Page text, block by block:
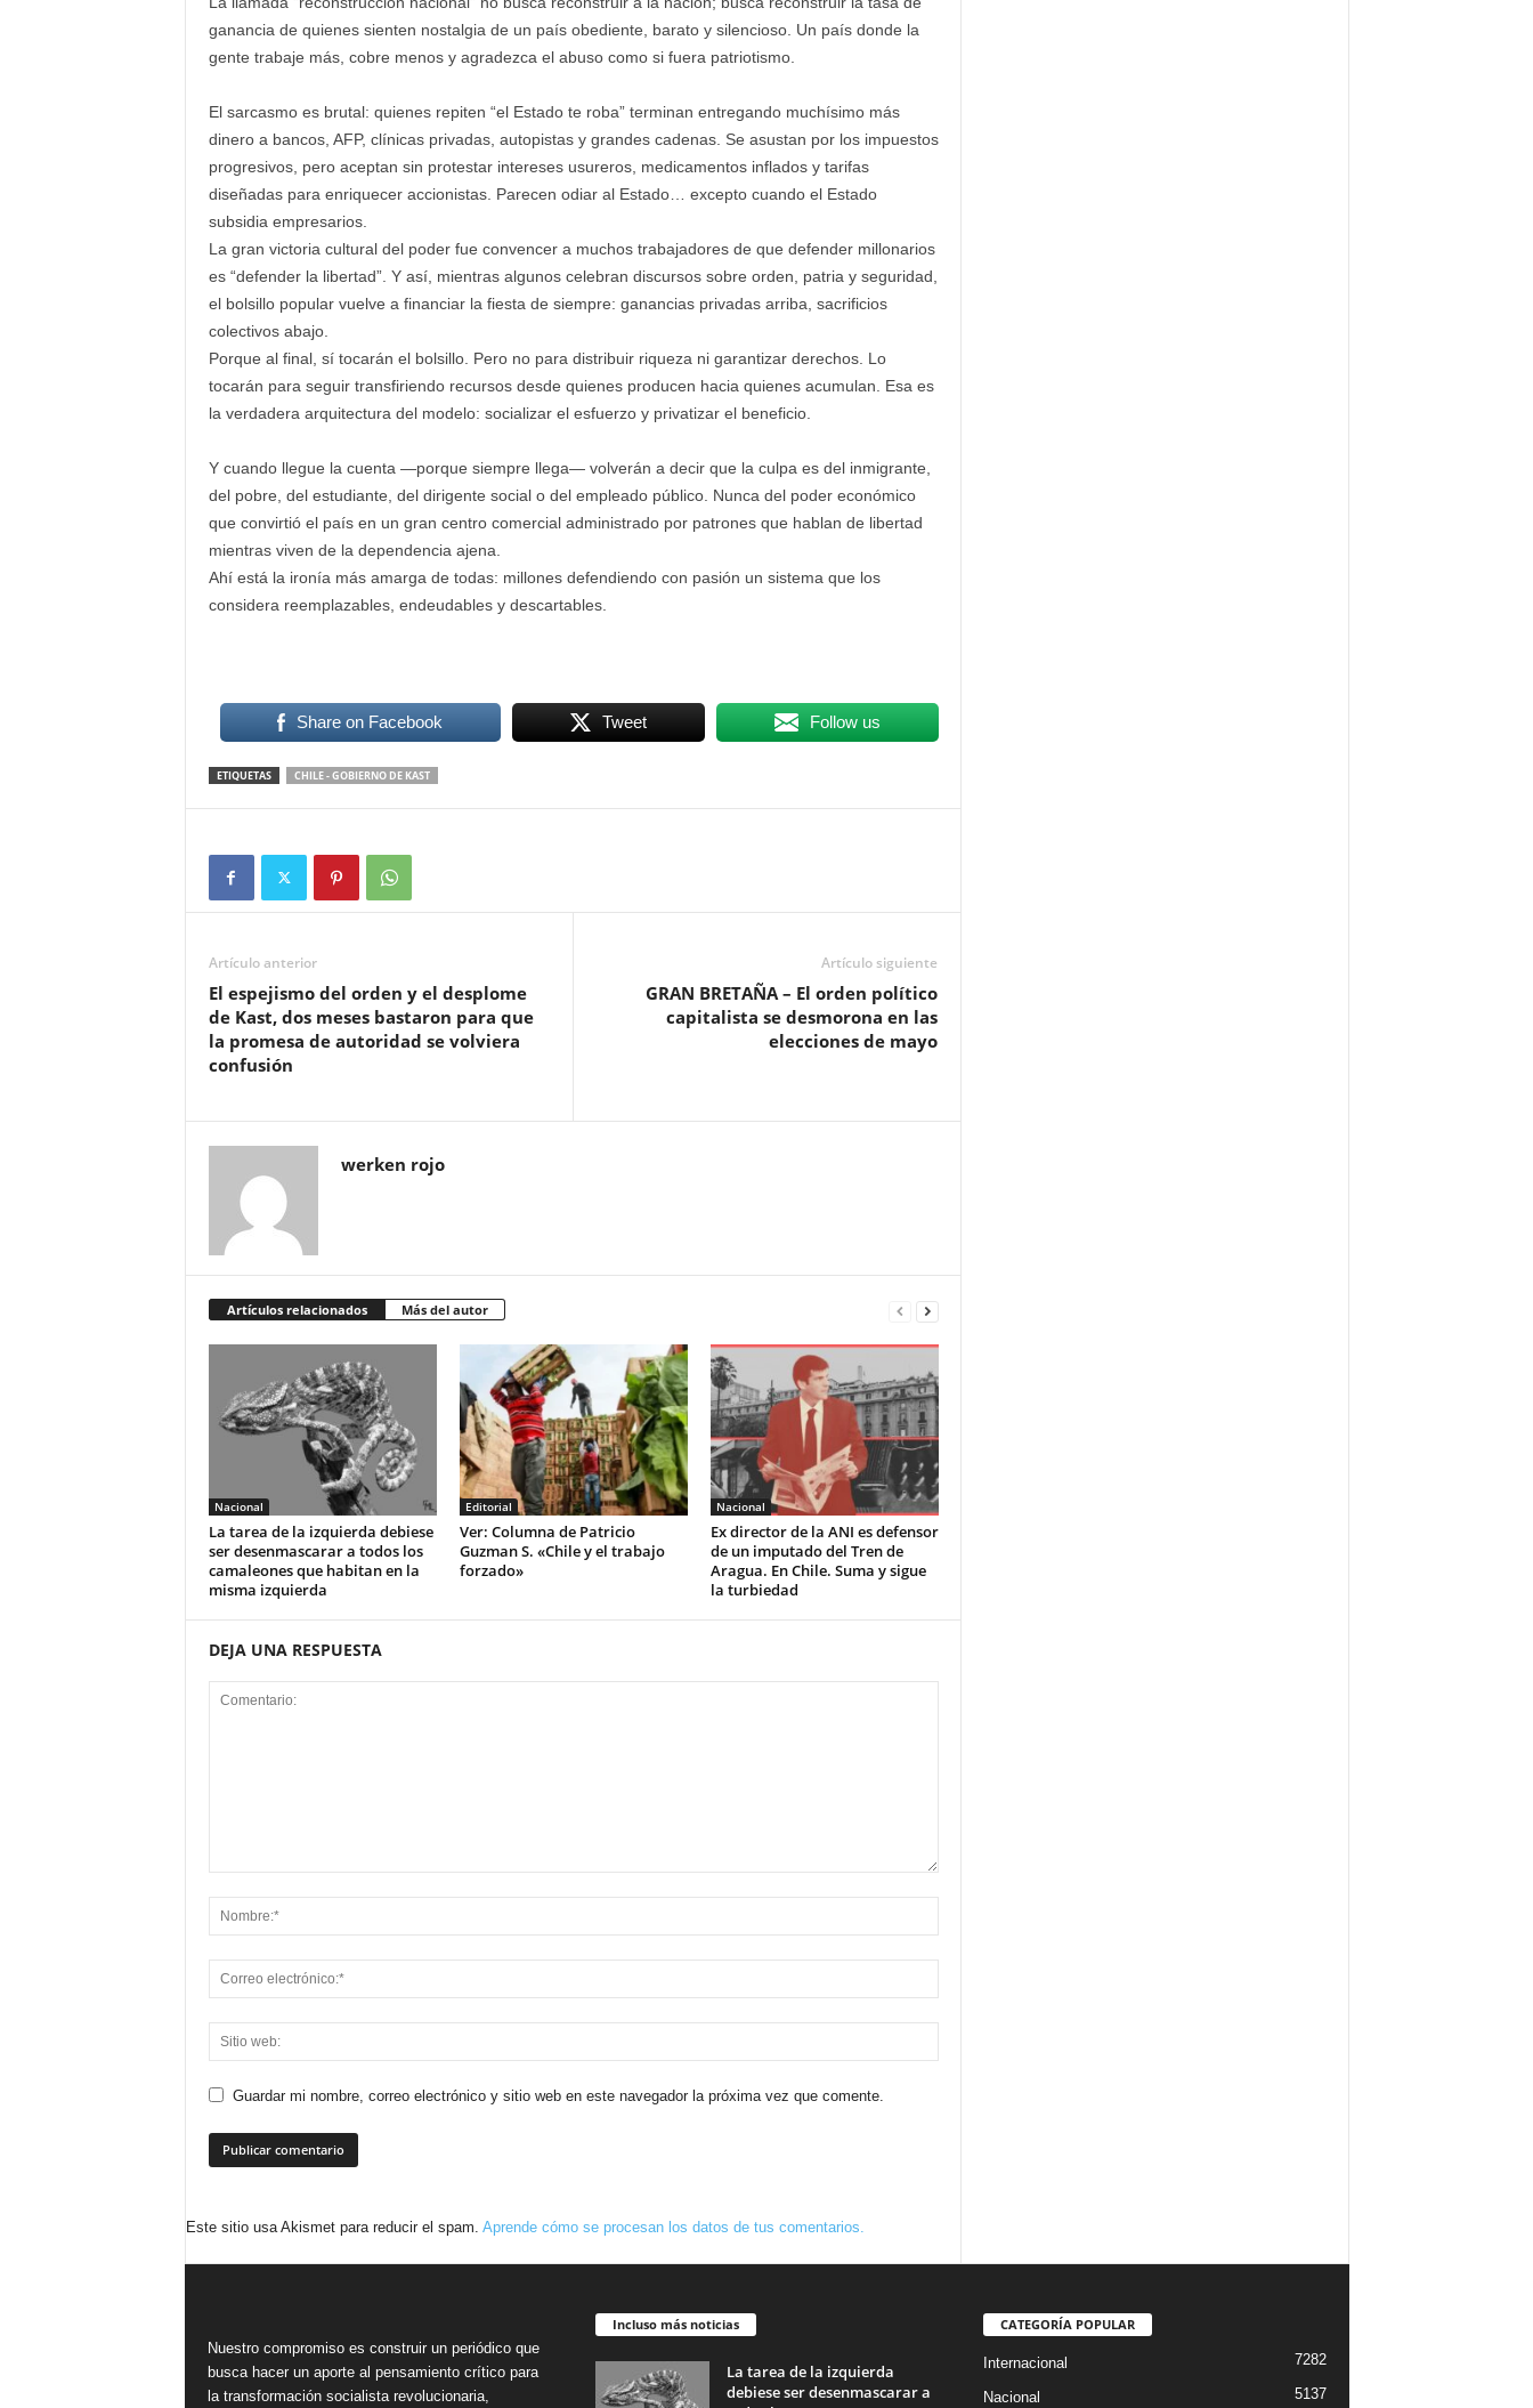
ganancia de quienes sienten nostalgia de un país obediente, barato y silencioso. Un país donde la
gente trabaje más, cobre menos y agradezca el abuso como si fuera patriotismo.
El sarcasmo es brutal: quienes repiten “el Estado te roba” terminan entregando muchísimo más
dinero a bancos, AFP, clínicas privadas, autopistas y grandes cadenas. Se asustan por los impuestos
progresivos, pero aceptan sin protestar intereses usureros, medicamentos inflados y tarifas
diseñadas para enriquecer accionistas. Parecen odiar al Estado… excepto cuando el Estado
subsidia empresarios.
La gran victoria cultural del poder fue convencer a muchos trabajadores de que defender millonarios
es “defender la libertad”. Y así, mientras algunos celebran discursos sobre orden, patria y seguridad,
el bolsillo popular vuelve a financiar la fiesta de siempre: ganancias privadas arriba, sacrificios
colectivos abajo.
Porque al final, sí tocarán el bolsillo. Pero no para distribuir riqueza ni garantizar derechos. Lo
tocarán para seguir transfiriendo recursos desde quienes producen hacia quienes acumulan. Esa es
la verdadera arquitectura del modelo: socializar el esfuerzo y privatizar el beneficio.
Y cuando llegue la cuenta —porque siempre llega— volverán a decir que la culpa es del inmigrante,
del pobre, del estudiante, del dirigente social o del empleado público. Nunca del poder económico
que convirtió el país en un gran centro comercial administrado por patrones que hablan de libertad
mientras viven de la dependencia ajena.
Ahí está la ironía más amarga de todas: millones defendiendo con pasión un sistema que los
considera reemplazables, endeudables y descartables.
Share on Facebook Tweet Follow us
ETIQUETAS CHILE - GOBIERNO DE KAST
Artículo anterior
El espejismo del orden y el desplome
de Kast, dos meses bastaron para que
la promesa de autoridad se volviera
confusión
Artículo siguiente
GRAN BRETAÑA – El orden político
capitalista se desmorona en las
elecciones de mayo
werken rojo
Artículos relacionados Más del autor
Nacional
La tarea de la izquierda debiese
ser desenmascarar a todos los
camaleones que habitan en la
misma izquierda
Editorial
Ver: Columna de Patricio
Guzman S. «Chile y el trabajo
forzado»
Nacional
Ex director de la ANI es defensor
de un imputado del Tren de
Aragua. En Chile. Suma y sigue
la turbiedad
DEJA UNA RESPUESTA
Guardar mi nombre, correo electrónico y sitio web en este navegador la próxima vez que comente.
Este sitio usa Akismet para reducir el spam. Aprende cómo se procesan los datos de tus comentarios.
Nuestro compromiso es construir un periódico que
busca hacer un aporte al pensamiento crítico para
la transformación socialista revolucionaria,
Incluso más noticias
La tarea de la izquierda
debiese ser desenmascarar a
CATEGORÍA POPULAR
Internacional 7282
Nacional 5137